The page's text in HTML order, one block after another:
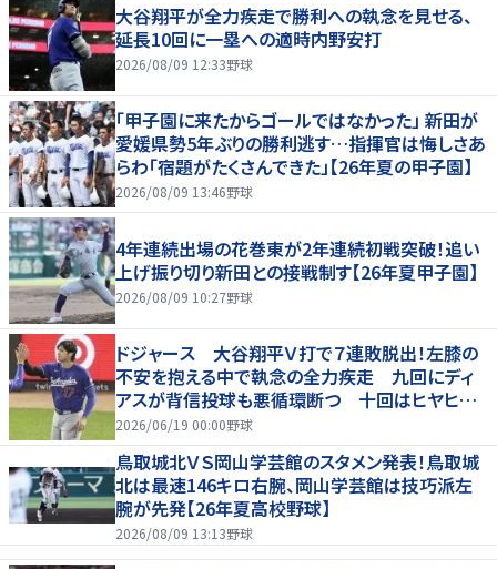
大谷翔平が全力疾走で勝利への執念を見せる、
延長10回に一塁への適時内野安打
2026/08/09 12:33野球
「甲子園に来たからゴールではなかった」 新田が
愛媛県勢5年ぶりの勝利逃す…指揮官は悔しさあ
らわ「宿題がたくさんできた」【26年夏の甲子園】
2026/08/09 13:46野球
4年連続出場の花巻東が2年連続初戦突破！追い
上げ振り切り新田との接戦制す【26年夏甲子園】
2026/08/09 10:27野球
ドジャース 大谷翔平Ｖ打で７連敗脱出！左膝の
不安を抱える中で執念の全力疾走 九回にディ
アスが背信投球も悪循環断つ 十回はヒヤヒヤ
もリード守る
2026/06/19 00:00野球
鳥取城北ＶＳ岡山学芸館のスタメン発表！鳥取城
北は最速146キロ右腕、岡山学芸館は技巧派左
腕が先発【26年夏高校野球】
2026/08/09 13:13野球